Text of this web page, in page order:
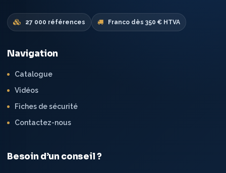
27 000 références Franco dès 350 € HTVA
Navigation
Catalogue
Vidéos
Fiches de sécurité
Contactez-nous
Besoin d’un conseil ?